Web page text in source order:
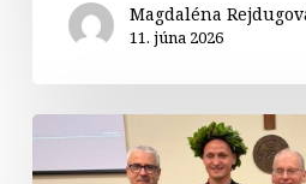
Magdaléna
11. júna 2026
Biblista